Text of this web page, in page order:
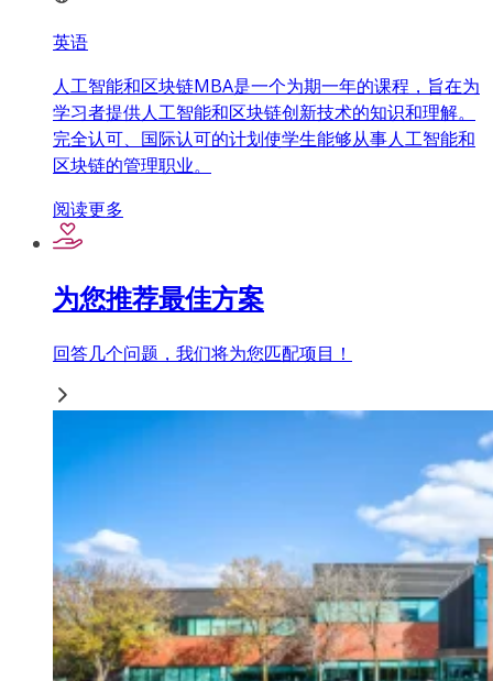
英语
人工智能和区块链MBA是一个为期一年的课程，旨在为
学习者提供人工智能和区块链创新技术的知识和理解。
完全认可、国际认可的计划使学生能够从事人工智能和
区块链的管理职业。
阅读更多
为您推荐最佳方案
回答几个问题，我们将为您匹配项目！